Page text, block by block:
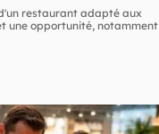
restaurant adapté aux
une opportunité, notamment